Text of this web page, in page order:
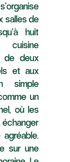
salles de
huit
cuisine
de deux
et aux
simple
un
où les
échanger
sur une